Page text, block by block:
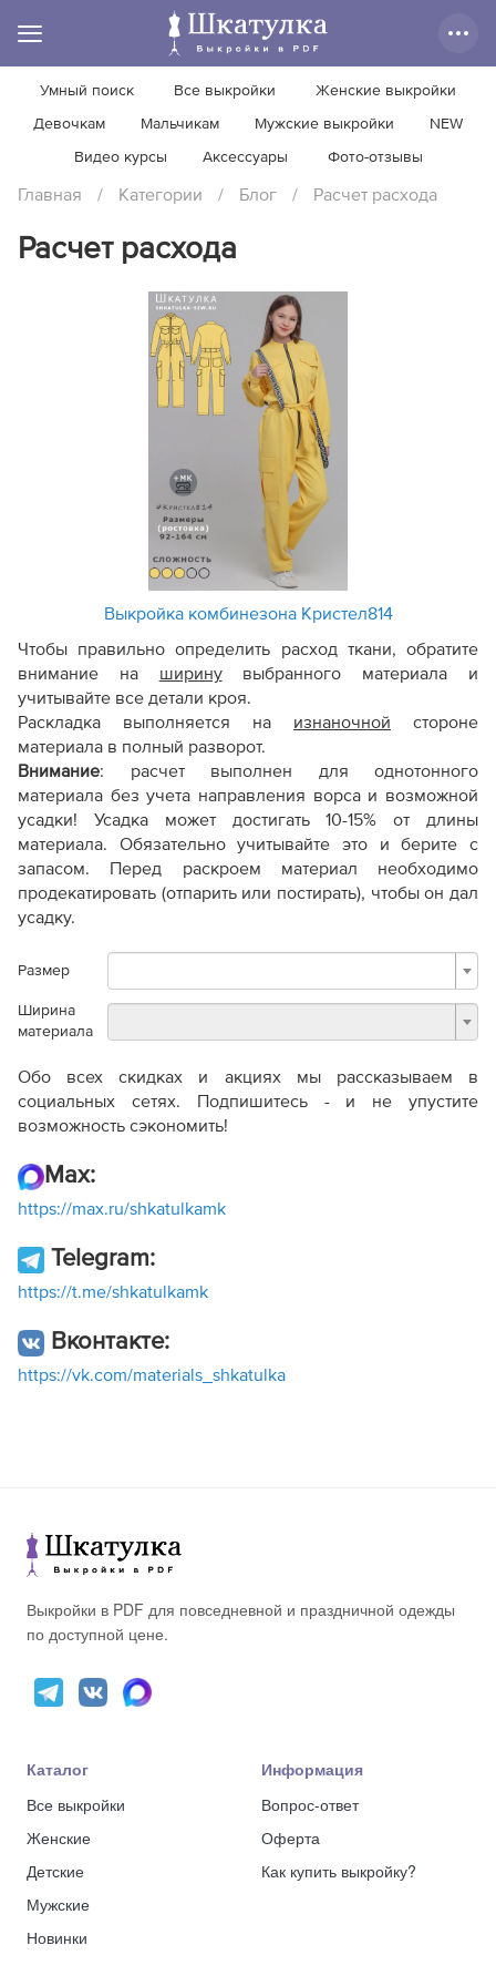
Умный поиск Все выкройки Женские выкройки
Девочкам Мальчикам Мужские выкройки NEW
Видео курсы Аксессуары Фото-отзывы
Главная / Категории / Блог / Расчет расхода
Расчет расхода
Выкройка комбинезона Кристел814
Чтобы правильно определить расход ткани, обратите
внимание на ширинувыбранного материала и
учитывайте все детали кроя.
Раскладка выполняется на изнаночной стороне
материала в полный разворот.
Внимание: расчет выполнен для однотонного
материала без учета направления ворса и возможной
усадки! Усадка может достигать 10-15% от длины
материала. Обязательно учитывайте это и берите с
запасом. Перед раскроем материал необходимо
продекатировать (отпарить или постирать), чтобы он дал
усадку.
Размер
Ширина
материала
Обо всех скидках и акциях мы рассказываем в
социальных сетях. Подпишитесь - и не упустите
возможность сэкономить!
Max:
https://max.ru/shkatulkamk
Telegram:
https://t.me/shkatulkamk
Вконтакте:
https://vk.com/materials_shkatulka
Выкройки в PDF для повседневной и праздничной одежды
по доступной цене.
Каталог
Все выкройки
Женские
Детские
Мужские
Новинки
Информация
Вопрос-ответ
Оферта
Как купить выкройку?